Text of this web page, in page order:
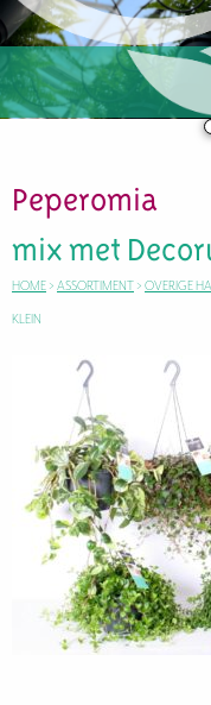
Peperomia
mix met
HOME > ASSORTIMENT > OVERIGE
KLEIN